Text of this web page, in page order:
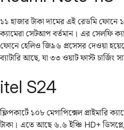
১১ হাজার টাকা দামের এই রেডমি
ক্যামেরা সেটআপ বর্তমান। এর সেলফি
ফোনে হেলিও জি৯৬ প্রসেসর দেওয়া
ব্যাটারি আছে, যা ৩৩ ওয়াট ফাস্ট চার্জিং
itel S24
ফ্লিপকার্টে ১০৮ মেগাপিক্সেল প্রাইমারি
টাকা। এতে আছে ৬.৬ ইঞ্চি HD+